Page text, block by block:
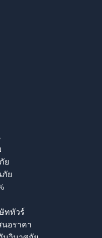
ย
ภัย
ททัวร์
อราคา